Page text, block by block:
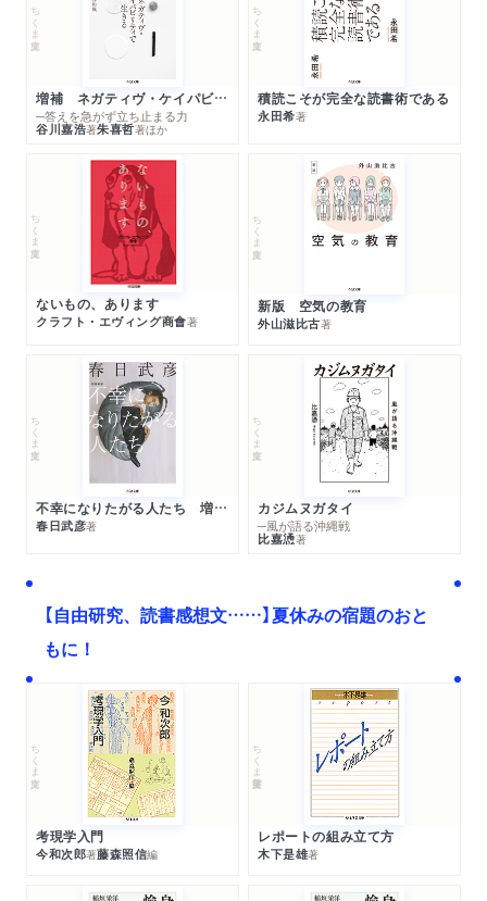
ちくま文庫
増補 ネガティヴ・ケイパビリティで生きる
─答えを急がず立ち止まる力
谷川嘉浩著朱喜哲著ほか
ちくま文庫
積読こそが完全な読書術である
永田希著
ちくま文庫
ないもの、あります
クラフト・エヴィング商會著
ちくま文庫
新版 空気の教育
外山滋比古著
ちくま文庫
不幸になりたがる人たち 増補新版
春日武彦著
ちくま文庫
カジムヌガタイ
─風が語る沖縄戦
比嘉慂著
【自由研究、読書感想文……】夏休みの宿題のおと
もに！
ちくま文庫
考現学入門
今和次郎著藤森照信編
ちくま学芸文庫
レポートの組み立て方
木下是雄著